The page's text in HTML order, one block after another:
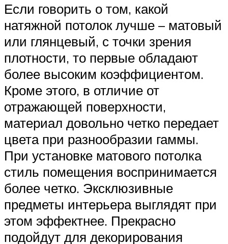
Если говорить о том, какой
натяжной потолок лучше – матовый
или глянцевый, с точки зрения
плотности, то первые обладают
более высоким коэффициентом.
Кроме этого, в отличие от
отражающей поверхности,
материал довольно четко передает
цвета при разнообразии гаммы.
При установке матового потолка
стиль помещения воспринимается
более четко. Эксклюзивные
предметы интерьера выглядят при
этом эффектнее. Прекрасно
подойдут для декорирования